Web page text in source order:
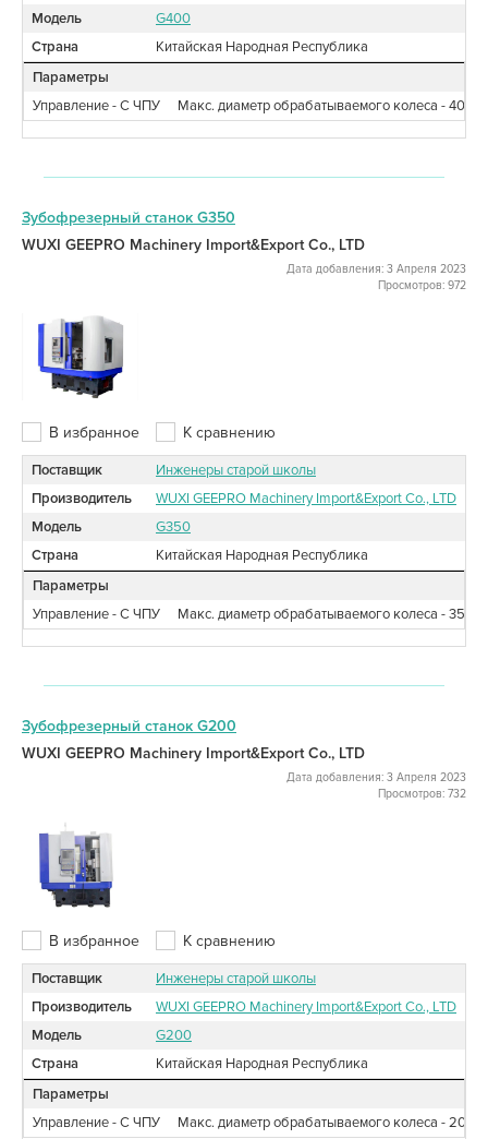
Модель
G400
Страна
Китайская Народная Республика
Параметры
Управление - С ЧПУ
Макс. диаметр обрабатываемого колеса - 400
Зубофрезерный станок G350
WUXI GEEPRO Machinery Import&Export Co., LTD
Дата добавления: 3 Апреля 2023
Просмотров: 972
В избранное К сравнению
Поставщик
Инженеры старой школы
Производитель
WUXI GEEPRO Machinery Import&Export Co., LTD
Модель
G350
Страна
Китайская Народная Республика
Параметры
Управление - С ЧПУ
Макс. диаметр обрабатываемого колеса - 350
Зубофрезерный станок G200
WUXI GEEPRO Machinery Import&Export Co., LTD
Дата добавления: 3 Апреля 2023
Просмотров: 732
В избранное К сравнению
Поставщик
Инженеры старой школы
Производитель
WUXI GEEPRO Machinery Import&Export Co., LTD
Модель
G200
Страна
Китайская Народная Республика
Параметры
Управление - С ЧПУ
Макс. диаметр обрабатываемого колеса - 200